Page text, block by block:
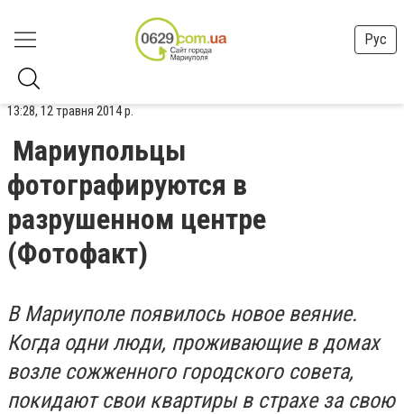
Рус
13:28, 12 травня 2014 р.
Мариупольцы
фотографируются в
разрушенном центре
(Фотофакт)
В Мариуполе появилось новое веяние.
Когда одни люди, проживающие в домах
возле сожженного городского совета,
покидают свои квартиры в страхе за свою